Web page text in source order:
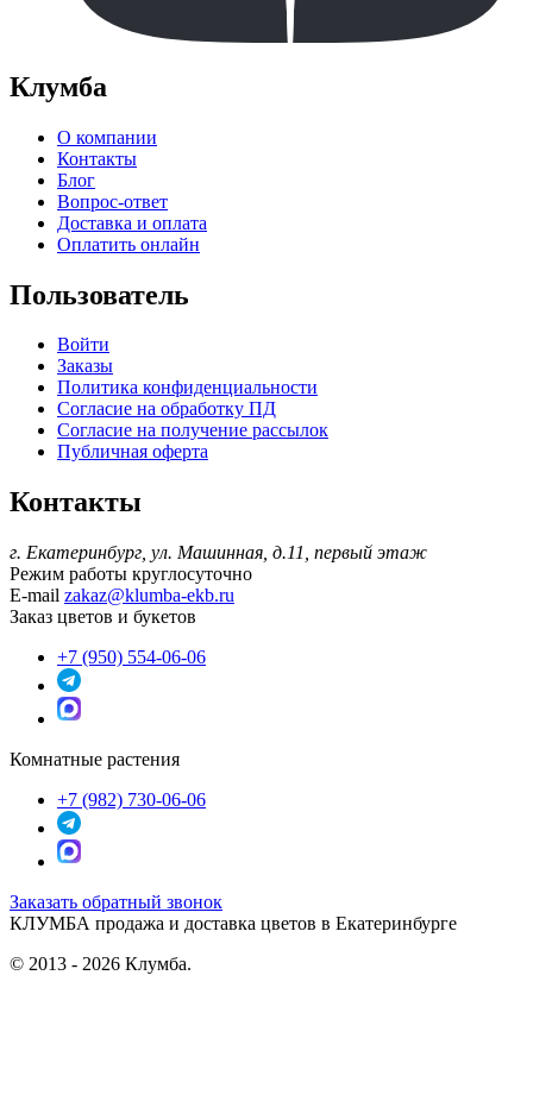
Клумба
О компании
Контакты
Блог
Вопрос-ответ
Доставка и оплата
Оплатить онлайн
Пользователь
Войти
Заказы
Политика конфиденциальности
Согласие на обработку ПД
Согласие на получение рассылок
Публичная оферта
Контакты
г. Екатеринбург, ул. Машинная, д.11, первый этаж
Режим работы круглосуточно
E-mail zakaz@klumba-ekb.ru
Заказ цветов и букетов
+7 (950) 554-06-06
Комнатные растения
+7 (982) 730-06-06
Заказать обратный звонок
КЛУМБА продажа и доставка цветов в Екатеринбурге
© 2013 - 2026 Клумба.